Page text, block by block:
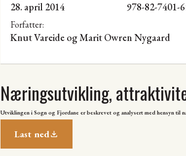
28. april 2014 978-82-7401-
Forfatter:
Knut Vareideog Marit Owren Nygaard
Næringsutvikling,
Utviklingen i Sogn og Fjordane er beskrevet og analysert med hensyn til
Last ned